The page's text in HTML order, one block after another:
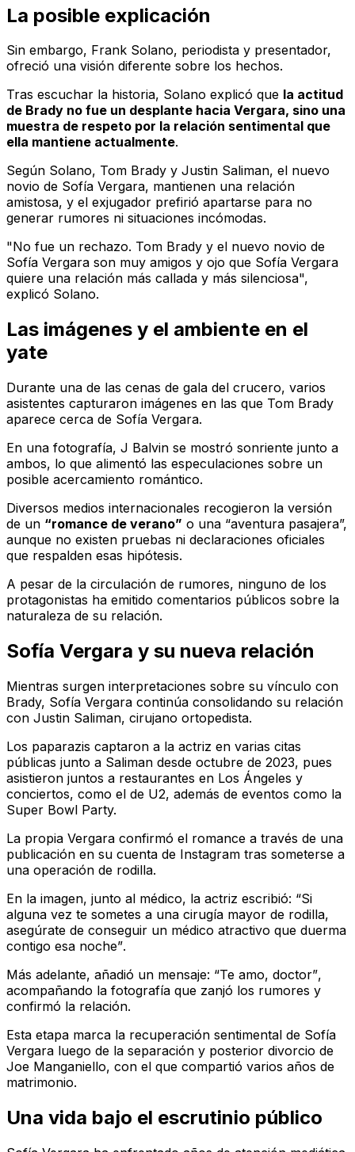
La posible explicación
Sin embargo, Frank Solano, periodista y presentador,
ofreció una visión diferente sobre los hechos.
Tras escuchar la historia, Solano explicó que la actitud
de Brady no fue un desplante hacia Vergara, sino una
muestra de respeto por la relación sentimental que
ella mantiene actualmente.
Según Solano, Tom Brady y Justin Saliman, el nuevo
novio de Sofía Vergara, mantienen una relación
amistosa, y el exjugador prefirió apartarse para no
generar rumores ni situaciones incómodas.
"No fue un rechazo. Tom Brady y el nuevo novio de
Sofía Vergara son muy amigos y ojo que Sofía Vergara
quiere una relación más callada y más silenciosa",
explicó Solano.
Las imágenes y el ambiente en el
yate
Durante una de las cenas de gala del crucero, varios
asistentes capturaron imágenes en las que Tom Brady
aparece cerca de Sofía Vergara.
En una fotografía, J Balvin se mostró sonriente junto a
ambos, lo que alimentó las especulaciones sobre un
posible acercamiento romántico.
Diversos medios internacionales recogieron la versión
de un “romance de verano” o una “aventura pasajera”,
aunque no existen pruebas ni declaraciones oficiales
que respalden esas hipótesis.
A pesar de la circulación de rumores, ninguno de los
protagonistas ha emitido comentarios públicos sobre la
naturaleza de su relación.
Sofía Vergara y su nueva relación
Mientras surgen interpretaciones sobre su vínculo con
Brady, Sofía Vergara continúa consolidando su relación
con Justin Saliman, cirujano ortopedista.
Los paparazis captaron a la actriz en varias citas
públicas junto a Saliman desde octubre de 2023, pues
asistieron juntos a restaurantes en Los Ángeles y
conciertos, como el de U2, además de eventos como la
Super Bowl Party.
La propia Vergara confirmó el romance a través de una
publicación en su cuenta de Instagram tras someterse a
una operación de rodilla.
En la imagen, junto al médico, la actriz escribió: “Si
alguna vez te sometes a una cirugía mayor de rodilla,
asegúrate de conseguir un médico atractivo que duerma
contigo esa noche”.
Más adelante, añadió un mensaje: “Te amo, doctor”,
acompañando la fotografía que zanjó los rumores y
confirmó la relación.
Esta etapa marca la recuperación sentimental de Sofía
Vergara luego de la separación y posterior divorcio de
Joe Manganiello, con el que compartió varios años de
matrimonio.
Una vida bajo el escrutinio público